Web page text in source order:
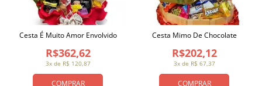
COMPRAR
3x de R$ 120,87
R$362,62
Cesta É Muito Amor Envolvido
COMPRAR
3x de R$ 67,37
R$202,12
Cesta Mimo De Chocolate